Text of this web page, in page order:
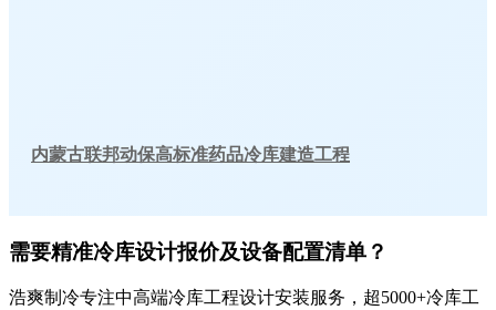
内蒙古联邦动保高标准药品冷库建造工程
需要精准冷库设计报价及设备配置清单？
浩爽制冷专注中高端冷库工程设计安装服务，超5000+冷库工